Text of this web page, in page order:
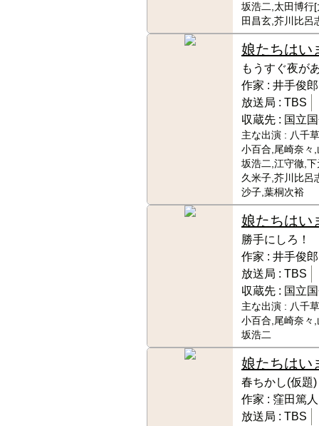
坂浩二,太田博行
田昌玄,芥川比呂
娘たちはい
もうすぐ夜が
作家 : 井手俊郎
放送局 : TBS
収蔵先 : 国立
主な出演 : 八千
小百合,尾崎奈々
坂浩二,江守徹,
久米子,芥川比呂
沙子,葉桐次裕
娘たちはい
勝手にしろ！
作家 : 井手俊郎
放送局 : TBS
収蔵先 : 国立
主な出演 : 八千
小百合,尾崎奈々
坂浩二
娘たちはい
春ちかし(仮題)
作家 : 窪田篤人
放送局 : TBS